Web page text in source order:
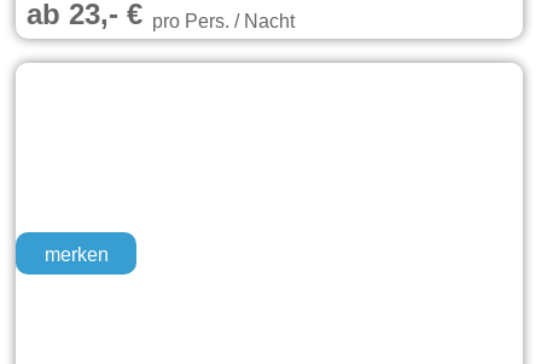
ab 23,- €pro Pers. / Nacht
merken